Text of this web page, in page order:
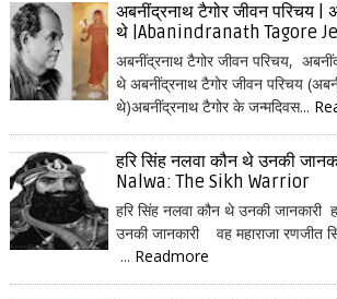
अबनींद्रनाथ टैगोर जीवन परिचय |
थे |Abanindranath Tagore
अबनींद्रनाथ टैगोर जीवन परिचय,
थे अबनींद्रनाथ टैगोर जीवन परिचय
थे)अबनींद्रनाथ टैगोर के जन्मदिवस...
हरि सिंह नलवा कौन थे उनकी
Nalwa: The Sikh Warrior
हरि सिंह नलवा कौन थे उनकी जानकारी
उनकी जानकारी वह महाराजा रणजीत
... Readmore